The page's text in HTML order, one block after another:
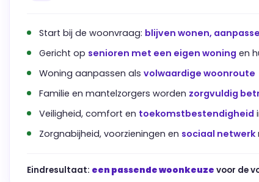
Start bij de woonvraag: blijven wonen,
Gericht op senioren met een eigen woning en
Woning aanpassen als volwaardige woonroute
Familie en mantelzorgers worden zorgvuldig
Veiligheid, comfort en toekomstbestendigheid
Zorgnabijheid, voorzieningen en sociaal netwerk
Eindresultaat: een passende woonkeuze voor de